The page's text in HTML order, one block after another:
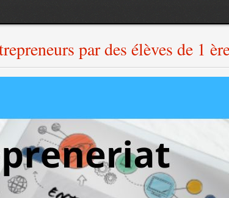
par des élèves de 1